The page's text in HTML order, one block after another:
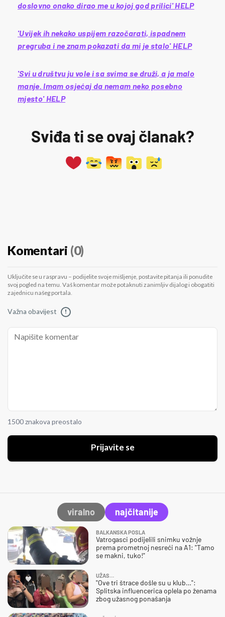
doslovno onako dirao me u kojoj god prilici' HELP
'Uvijek ih nekako uspijem razočarati, ispadnem
pregruba i ne znam pokazati da mi je stalo' HELP
'Svi u društvu ju vole i sa svima se druži, a ja malo
manje. Imam osjećaj da nemam neko posebno
mjesto' HELP
Sviđa ti se ovaj članak?
Komentari (0)
Uključite se u raspravu – podijelite svoje mišljenje, postavite pitanja ili ponudite
svoj pogled na temu. Vaš komentar može potaknuti zanimljiv dijalog i obogatiti
zajednicu našeg portala.
Važna obavijest !
1500 znakova preostalo
Prijavite se
viralno najčitanije
BALKANSKA POSLA
Vatrogasci podijelili snimku vožnje
prema prometnoj nesreći na A1: "Tamo
se makni, tuko!"
UŽAS…
"Ove tri štrace došle su u klub…":
Splitska influencerica oplela po ženama
zbog užasnog ponašanja